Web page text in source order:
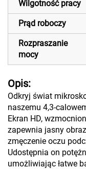
Wilgotność pracy
Prąd roboczy
Rozpraszanie
mocy
Opis:
Odkryj świat
naszemu 4,3-
Ekran HD,
zapewnia jasny
zmęczenie oczu
Udostępnia on
umożliwiając łatwe